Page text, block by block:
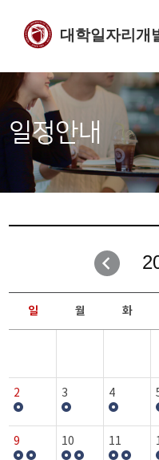
대학일자리개
일정안내
일 월 화
2 3 4
9 10 11